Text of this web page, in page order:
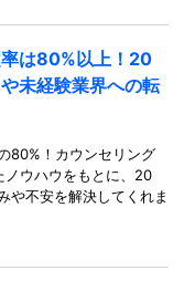
は80%以上！20
未経験業界への転
80%！カウンセリング
ウハウをもとに、20
や不安を解決してくれま